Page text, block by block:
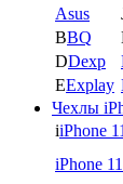
Asus
BBQ
DDexp
EExplay
Чехлы
iiPhone 11
iPhone